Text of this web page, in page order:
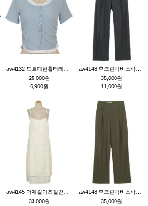
25,000원
6,900원
35,000원
11,000원
33,000원
35,000원